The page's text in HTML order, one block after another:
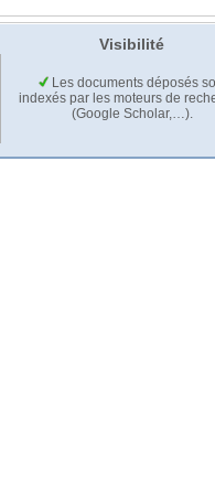
Visibilité
Les documents déposés
indexés par les moteurs de
(Google Scholar,…).